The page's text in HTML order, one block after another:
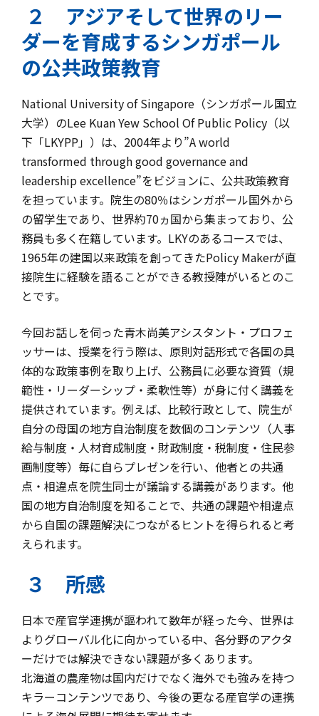
２ アジアそして世界のリー
ダーを育成するシンガポール
の公共政策教育
National University of Singapore（シンガポール国立
大学）のLee Kuan Yew School Of Public Policy（以
下「LKYPP」）は、2004年より”A world
transformed through good governance and
leadership excellence”をビジョンに、公共政策教育
を担っています。院生の80％はシンガポール国外から
の留学生であり、世界約70ヵ国から集まっており、公
務員も多く在籍しています。LKYのあるコースでは、
1965年の建国以来政策を創ってきたPolicy Makerが直
接院生に経験を語ることができる教授陣がいるとのこ
とです。
今回お話しを伺った青木尚美アシスタント・プロフェ
ッサーは、授業を行う際は、原則対話形式で各国の具
体的な政策事例を取り上げ、公務員に必要な資質（規
範性・リーダーシップ・柔軟性等）が身に付く講義を
提供されています。例えば、比較行政として、院生が
自分の母国の地方自治制度を数個のコンテンツ（人事
給与制度・人材育成制度・財政制度・税制度・住民参
画制度等）毎に自らプレゼンを行い、他者との共通
点・相違点を院生同士が議論する講義があります。他
国の地方自治制度を知ることで、共通の課題や相違点
から自国の課題解決につながるヒントを得られると考
えられます。
３ 所感
日本で産官学連携が謳われて数年が経った今、世界は
よりグローバル化に向かっている中、各分野のアクタ
ーだけでは解決できない課題が多くあります。
北海道の農産物は国内だけでなく海外でも強みを持つ
キラーコンテンツであり、今後の更なる産官学の連携